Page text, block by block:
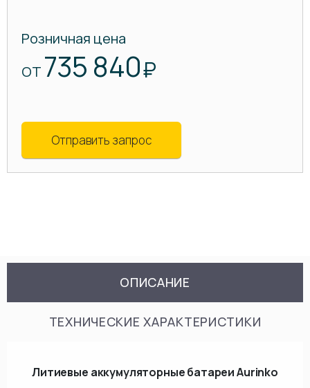
Розничная цена
ОТ 735 840₽
Отправить запрос
ОПИСАНИЕ
ТЕХНИЧЕСКИЕ ХАРАКТЕРИСТИКИ
Литиевые аккумуляторные батареи Aurinko